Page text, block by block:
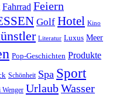
Fahrrad Feiern
Golf Hotel Kino
Literatur Luxus Meer
Pop-Geschichten Produkte
Schönheit Spa Sport
UrlaubWasser